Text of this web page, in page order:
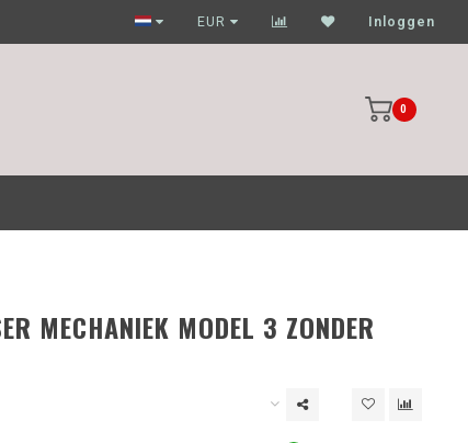
Garagehouders nog scherpere prijzen
EUR Inloggen
0
MECHANIEK MODEL 3 ZONDER